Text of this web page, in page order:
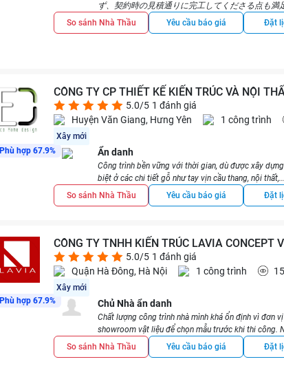
ず、契約時の見積通りに完工してくださる点も満
ないのが安心です。 (Nhà thiết kế của DCA/Mr.
kế ưu tú nhất tại Việt Nam, vượt trội cả về danh
So sánh Nhà Thầu Yêu cầu báo giá Đặt
Phù hợp 67.9%
CÔNG TY CP THIẾT KẾ KIẾN TRÚC VÀ NỘI
5.0/5 1 đánh giá
Huyện Văn Giang, Hưng Yên
1 công trình
Xây mới
Ẩn danh
Công trình bền vững với thời gian, dù được xây
biệt ở các chi tiết gỗ như tay vịn cầu thang, nội
hoạt cũng như cảnh quan sân vườn và hài lòng về
của bản thân và gia đình khi xây nhà, tư vấn từ bên
thấu thiếu nhau, từ đó họ có thể giúp mình tạo ra
họ.
So sánh Nhà Thầu Yêu cầu báo giá Đặt
Phù hợp 67.9%
CÔNG TY TNHH KIẾN TRÚC LAVIA CONCEPT
5.0/5 1 đánh giá
Quận Hà Đông, Hà Nội
1 công trình
Xây mới
Chủ Nhà ẩn danh
Chất lượng công trình nhà mình khá ổn định vì đơn
showroom vật liệu để chọn mẫu trước khi thi công.
tổng thể hơn 1 tỷ, riêng nội thất thì hơn 400tr vì
bị và gạch ốp lát. Bên thi công toàn các bạn trẻ 9x
So sánh Nhà Thầu Yêu cầu báo giá Đặt